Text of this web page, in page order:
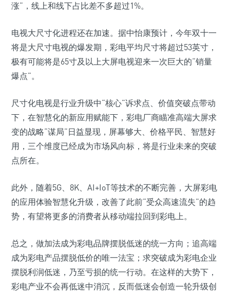
涨”，线上和线下占比差不多超过1%。
电视大尺寸化进程还在加速。据中怡康预计，今年双十一
将是大尺寸电视的爆发期，彩电平均尺寸将超过53英寸，
极有可能将是65寸及以上大屏电视迎来一次巨大的“销量
爆点”。
尺寸化电视是行业升级中“核心”诉求点、价值突破点带动
下，在智慧化的新应用赋能下，彩电厂商瞄准高端大屏求
变的战略“谋局”日益显现，屏幕够大、价格平民、智慧好
用，三个维度已经成为市场风向标，将是行业未来的突破
点所在。
此外，随着5G、8K、AI+IoT等技术的不断完善，大屏彩电
的应用体验智慧化升级，改善了此前“受众高速流失”的趋
势，有望将更多的消费者从移动端拉回到彩电上。
总之，做加法成为彩电品牌摆脱低迷的统一方向；追高端
成为彩电产品摆脱低价的唯一法宝；求突破成为彩电企业
摆脱利润低迷，乃至亏损的统一行动。在这样的大势下，
彩电产业不会再低迷中消沉，反而低迷会创造一轮升级创